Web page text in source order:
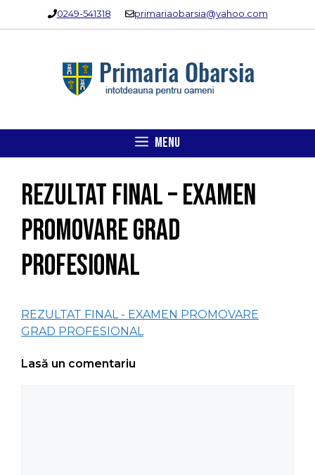
0249-541318 primariaobarsia@yahoo.com
MENU
REZULTAT FINAL – EXAMEN
PROMOVARE GRAD
PROFESIONAL
REZULTAT FINAL - EXAMEN PROMOVARE
GRAD PROFESIONAL
Lasă un comentariu